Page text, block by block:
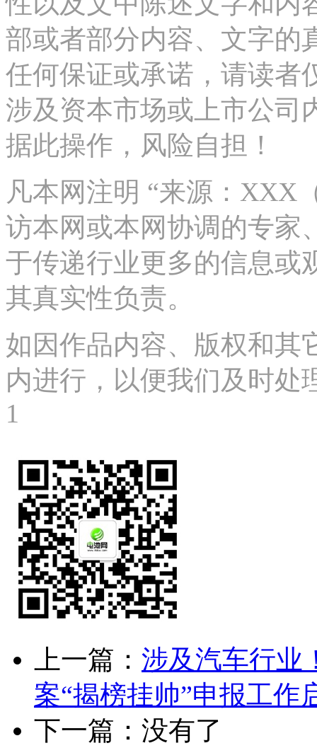
部或者部分内容、文字的
任何保证或承诺，请读者
涉及资本市场或上市公司
据此操作，风险自担！
凡本网注明 “来源：XXX
访本网或本网协调的专家
于传递行业更多的信息或
其真实性负责。
如因作品内容、版权和其
内进行，以便我们及时处
1
上一篇： 涉及汽车行业
案“揭榜挂帅”申报工作
下一篇：没有了